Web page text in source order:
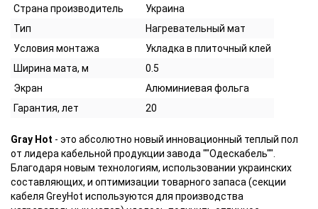
Страна производитель
Украина
Тип
Нагревательный мат
Условия монтажа
Укладка в плиточный клей
Ширина мата, м
0.5
Экран
Алюминиевая фольга
Гарантия, лет
20
Gray Hot - это абсолютно новый инновационный теплый пол
от лидера кабельной продукции завода ""Одескабель"".
Благодаря новым технологиям, использовании украинских
составляющих, и оптимизации товарного запаса (секции
кабеля GreyHot используются для производства